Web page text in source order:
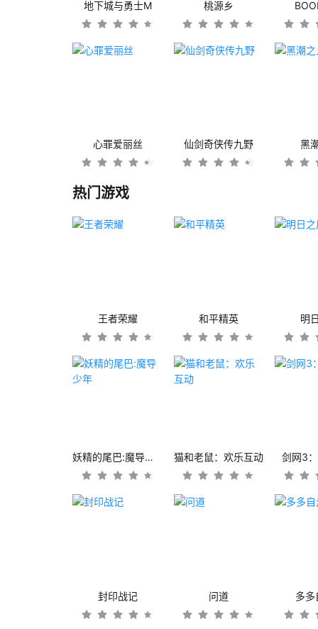
地下城与勇士M 桃源乡
心罪爱丽丝 仙剑奇侠传九野 黑
热门游戏
王者荣耀 和平精英 明
妖精的尾巴:魔导少年 猫和老鼠：欢乐互动 剑网3
封印战记 问道 多多